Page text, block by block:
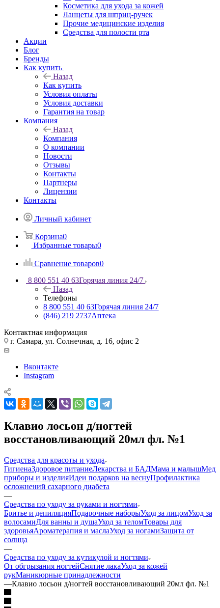
Косметика для ухода за кожей
Ланцеты для шприц-ручек
Прочие медицинские изделия
Средства для полости рта
Акции
Блог
Бренды
Как купить
Назад
Как купить
Условия оплаты
Условия доставки
Гарантия на товар
Компания
Назад
Компания
О компании
Новости
Отзывы
Контакты
Партнеры
Лицензии
Контакты
Личный кабинет
Корзина0
Избранные товары0
Сравнение товаров0
8 800 551 40 63Горячая линия 24/7
Назад
Телефоны
8 800 551 40 63Горячая линия 24/7
(846) 219 2737Аптека
Контактная информация
г. Самара, ул. Солнечная, д. 16, офис 2
Вконтакте
Instagram
Клавио лосьон д/ногтей
восстановливающий 20мл фл. №1
Средства для красоты и ухода
ГигиенаЗдоровое питаниеЛекарства и БАДМама и малышМед
приборы и изделияИдеи подарков на веснуПрофилактика
осложнений сахарного диабета
—
Средства по уходу за руками и ногтями
Бритье и депиляцияПодарочные наборыУход за лицомУход за
волосамиДля ванны и душаУход за теломТовары для
здоровьяАроматерапия и маслаУход за ногамиЗащита от
солнца
—
Средства по уходу за кутикулой и ногтями
От обгрызания ногтейСнятие лакаУход за кожей
рукМаникюрные принадлежности
—Клавио лосьон д/ногтей восстановливающий 20мл фл. №1